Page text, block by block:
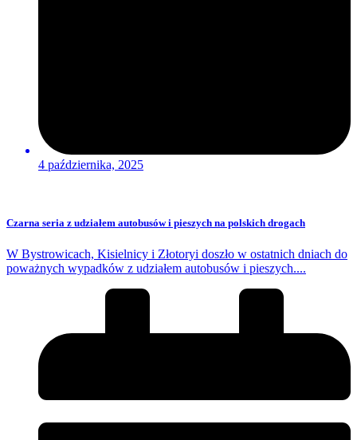
4 października, 2025
Czarna seria z udziałem autobusów i pieszych na polskich drogach
W Bystrowicach, Kisielnicy i Złotoryi doszło w ostatnich dniach do
poważnych wypadków z udziałem autobusów i pieszych....